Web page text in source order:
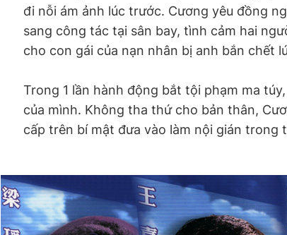
đi nỗi ám ảnh lúc trước. Cương yêu đồng
sang công tác tại sân bay, tình cảm hai
cho con gái của nạn nhân bị anh bắn chết
Trong 1 lần hành động bắt tội phạm ma
của mình. Không tha thứ cho bản thân,
cấp trên bí mật đưa vào làm nội gián trong